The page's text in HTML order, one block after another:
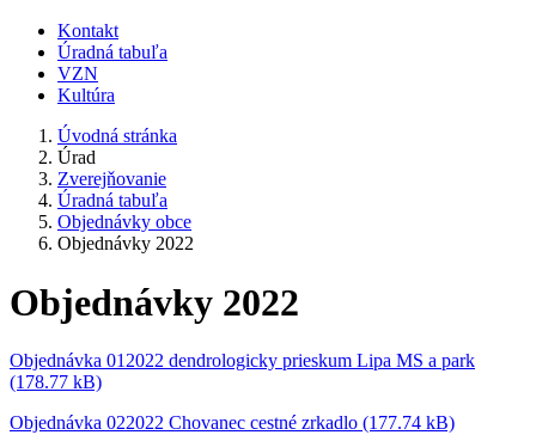
Kontakt
Úradná tabuľa
VZN
Kultúra
Úvodná stránka
Úrad
Zverejňovanie
Úradná tabuľa
Objednávky obce
Objednávky 2022
Objednávky 2022
Objednávka 012022 dendrologicky prieskum Lipa MS a park
(178.77 kB)
Objednávka 022022 Chovanec cestné zrkadlo (177.74 kB)